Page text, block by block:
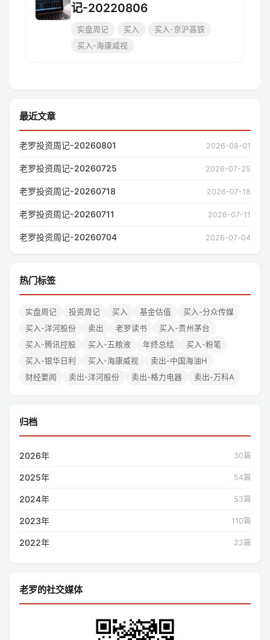
记-20220806
实盘周记 买入
买入-京沪高铁
买入-海康威视
最近文章
老罗投资周记-20260801 2026-08-01
老罗投资周记-20260725 2026-07-25
老罗投资周记-20260718 2026-07-18
老罗投资周记-20260711 2026-07-11
老罗投资周记-20260704 2026-07-04
热门标签
实盘周记 投资周记 买入 基金估值
买入-分众传媒
买入-洋河股份
卖出 老罗读书
买入-贵州茅台
买入-腾讯控股
买入-五粮液 年终总结
买入-粉笔
买入-银华日利
买入-海康威视
卖出-中国海油H
财经要闻
卖出-洋河股份 卖出-格力电器 卖出-万科A
归档
2026年 30篇
2025年 54篇
2024年 53篇
2023年 110篇
2022年 23篇
老罗的社交媒体